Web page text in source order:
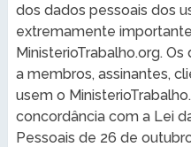
dos dados pessoais dos
extremamente
MinisterioTrabalho.org.
a membros, assinantes,
usem o
concordância com a Lei
Pessoais de 26 de